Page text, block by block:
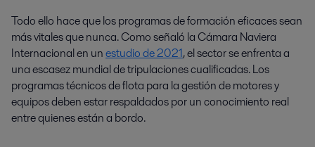
Todo ello hace que los programas de formación eficaces sean
más vitales que nunca. Como señaló la Cámara Naviera
Internacional en unestudio de 2021, el sector se enfrenta a
una escasez mundial de tripulaciones cualificadas. Los
programas técnicos de flota para la gestión de motores y
equipos deben estar respaldados por un conocimiento real
entre quienes están a bordo.